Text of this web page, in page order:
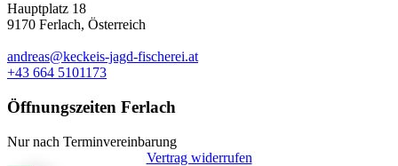
Hauptplatz 18
9170 Ferlach, Österreich
andreas@keckeis-jagd-fischerei.at
+43 664 5101173
Öffnungszeiten Ferlach
Nur nach Terminvereinbarung
Vertrag widerrufen